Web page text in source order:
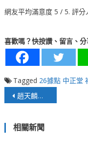
網友平均滿意度 5 / 5. 評分
喜歡嗎？快按讚、留言、分
Tagged 26據點 中正堂
文
導
趙天麟在作賊喊捉賊？
相關新聞